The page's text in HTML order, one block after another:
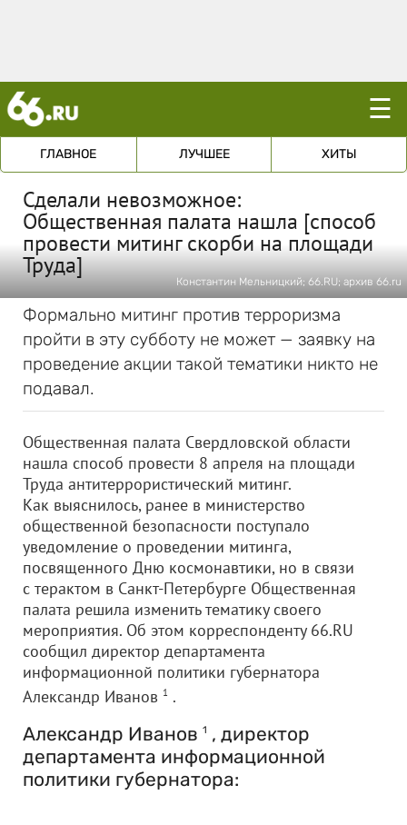
☰
ГЛАВНОЕ ЛУЧШЕЕ ХИТЫ
Сделали невозможное:
Общественная палата нашла [способ
провести митинг скорби на площади
Труда]
Константин Мельницкий; 66.RU; архив 66.ru
Формально митинг против терроризма
пройти в эту субботу не может — заявку на
проведение акции такой тематики никто не
подавал.
Общественная палата Свердловской области
нашла способ провести 8 апреля на площади
Труда антитеррористический митинг.
Как выяснилось, ранее в министерство
общественной безопасности поступало
уведомление о проведении митинга,
посвященного Дню космонавтики, но в связи
с терактом в Санкт-Петербурге Общественная
палата решила изменить тематику своего
мероприятия. Об этом корреспонденту 66.RU
сообщил директор департамента
информационной политики губернатора
Александр Иванов 1 .
Александр Иванов 1 , директор
департамента информационной
политики губернатора: